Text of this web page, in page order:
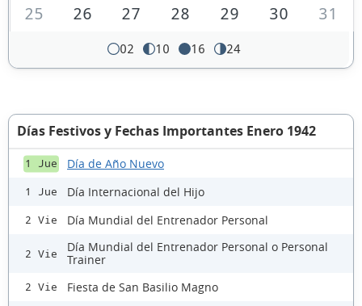
25
26 27 28 29 30 31
02 10 16 24
Días Festivos y Fechas Importantes Enero 1942
1 Jue Día de Año Nuevo
1 Jue Día Internacional del Hijo
2 Vie Día Mundial del Entrenador Personal
2 Vie
Día Mundial del Entrenador Personal o Personal
Trainer
2 Vie Fiesta de San Basilio Magno